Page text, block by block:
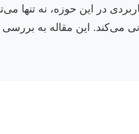
در این حوزه، نه